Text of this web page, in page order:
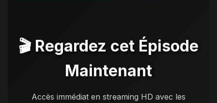
🎬 Regardez cet Épisode
Maintenant
Accès immédiat en streaming HD avec les